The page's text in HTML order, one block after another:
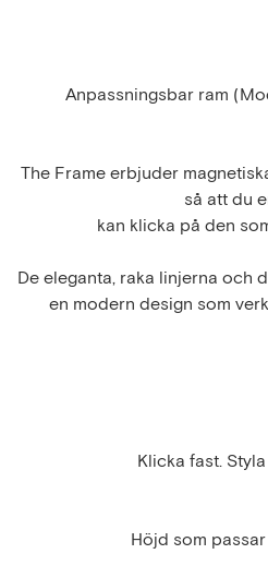
Anpassningsbar ram
The Frame erbjuder
så att du
kan klicka på den
De eleganta, raka linjerna och
en modern design som
Klicka fast.
Höjd som